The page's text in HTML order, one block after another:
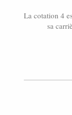
La cotation 4
sa